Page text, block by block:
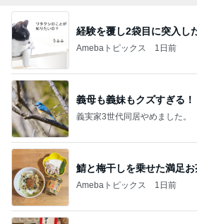
経験を覆し2袋目に突入し
Amebaトピックス 1日前
義母も義妹もクズすぎる！
義実家3世代同居やめました。
鯖と梅干しを乗せた満足
Amebaトピックス 1日前